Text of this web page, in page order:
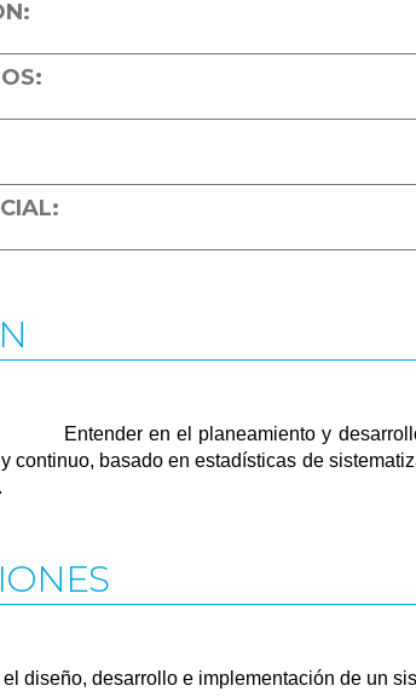
el planeamiento y desarrollo de la
continuo, basado en estadísticas de
el diseño, desarrollo e implementación de un